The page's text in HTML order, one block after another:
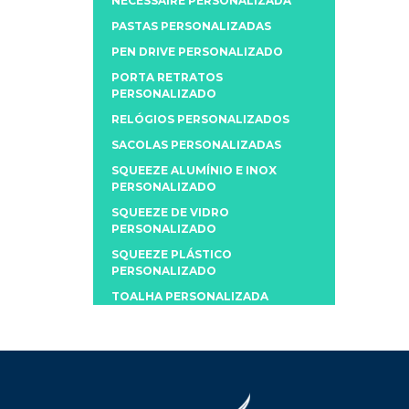
PASTAS PERSONALIZADAS
PEN DRIVE PERSONALIZADO
PORTA RETRATOS
PERSONALIZADO
RELÓGIOS PERSONALIZADOS
SACOLAS PERSONALIZADAS
SQUEEZE ALUMÍNIO E INOX
PERSONALIZADO
SQUEEZE DE VIDRO
PERSONALIZADO
SQUEEZE PLÁSTICO
PERSONALIZADO
TOALHA PERSONALIZADA